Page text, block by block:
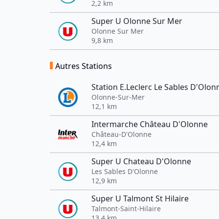
2,2 km
Super U Olonne Sur Mer
Olonne Sur Mer
9,8 km
Autres Stations
Station E.Leclerc Le Sables
Olonne-Sur-Mer
12,1 km
Intermarche Château D'Olonne
Château-D'Olonne
12,4 km
Super U Chateau D'Olonne
Les Sables D'Olonne
12,9 km
Super U Talmont St Hilaire
Talmont-Saint-Hilaire